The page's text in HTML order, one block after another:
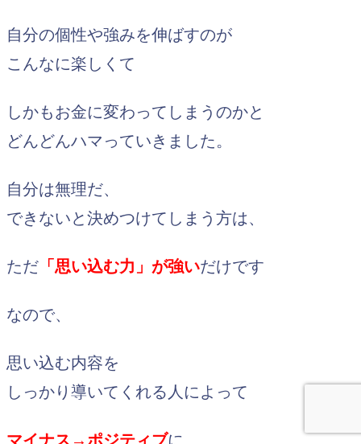
自分の個性や強みを伸ばすのが
こんなに楽しくて
しかもお金に変わってしまうのかと
どんどんハマっていきました。
自分は無理だ、
できないと決めつけてしまう方は、
ただ「思い込む力」が強いだけです
なので、
思い込む内容を
しっかり導いてくれる人によって
マイナス→ポジティブに